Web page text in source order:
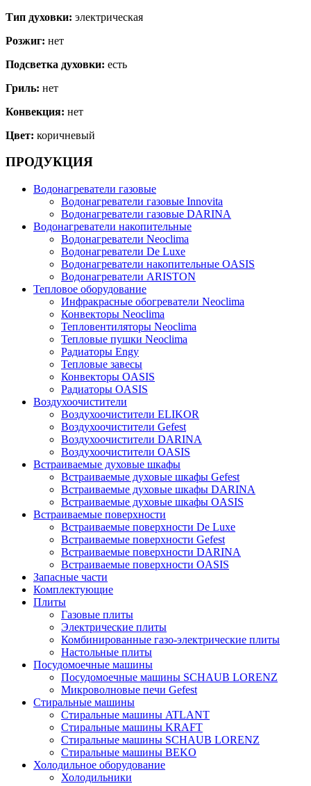
Тип духовки: электрическая
Розжиг: нет
Подсветка духовки: есть
Гриль: нет
Конвекция: нет
Цвет: коричневый
ПРОДУКЦИЯ
Водонагреватели газовые
Водонагреватели газовые Innovita
Водонагреватели газовые DARINA
Водонагреватели накопительные
Водонагреватели Neoclima
Водонагреватели De Luxe
Водонагреватели накопительные OASIS
Водонагреватели ARISTON
Тепловое оборудование
Инфракрасные обогреватели Neoclima
Конвекторы Neoclima
Тепловентиляторы Neoclima
Тепловые пушки Neoclima
Радиаторы Engy
Тепловые завесы
Конвекторы OASIS
Радиаторы OASIS
Воздухоочистители
Воздухоочистители ELIKOR
Воздухоочистители Gefest
Воздухоочистители DARINA
Воздухоочистители OASIS
Встраиваемые духовые шкафы
Встраиваемые духовые шкафы Gefest
Встраиваемые духовые шкафы DARINA
Встраиваемые духовые шкафы OASIS
Встраиваемые поверхности
Встраиваемые поверхности De Luxe
Встраиваемые поверхности Gefest
Встраиваемые поверхности DARINA
Встраиваемые поверхности OASIS
Запасные части
Комплектующие
Плиты
Газовые плиты
Электрические плиты
Комбинированные газо-электрические плиты
Настольные плиты
Посудомоечные машины
Посудомоечные машины SCHAUB LORENZ
Микроволновые печи Gefest
Стиральные машины
Стиральные машины ATLANT
Стиральные машины KRAFT
Стиральные машины SCHAUB LORENZ
Стиральные машины BEKO
Холодильное оборудование
Холодильники